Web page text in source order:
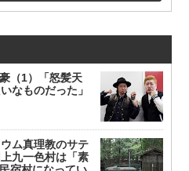
（1）「怒髪天
なものだった」
ム真理教のサテ
九一色村は「素